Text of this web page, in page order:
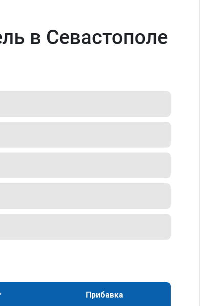
в Севастополе
Прибавка